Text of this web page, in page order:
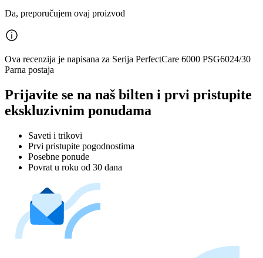
Da, preporučujem ovaj proizvod
Ova recenzija je napisana za Serija PerfectCare 6000 PSG6024/30
Parna postaja
Prijavite se na naš bilten i prvi pristupite
ekskluzivnim ponudama
Saveti i trikovi
Prvi pristupite pogodnostima
Posebne ponude
Povrat u roku od 30 dana